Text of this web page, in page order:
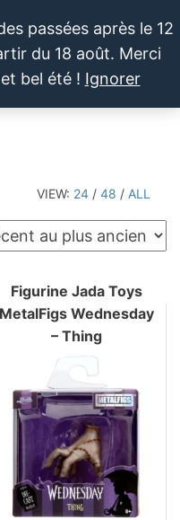
passées après le 12
du 18 août. Merci
bel été ! Ignorer
VIEW: 24 / 48 / ALL
Figurine Jada Toys
MetalFigs Wednesday
– Thing